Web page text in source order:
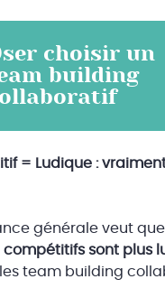
choisir un
building
= Ludique :
générale veut que
compétitifs sont plus
team building